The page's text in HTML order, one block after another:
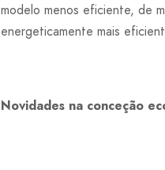
modelo menos eficiente, de
energeticamente mais
Novidades na conceção